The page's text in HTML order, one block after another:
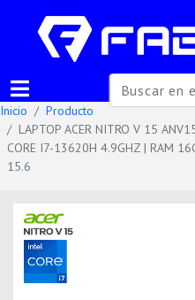
Inicio
Producto
LAPTOP ACER NITRO V 15
CORE I7-13620H 4.9GHZ | RAM
15.6